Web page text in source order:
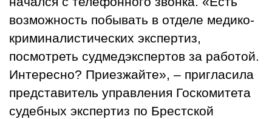
возможность побывать в отделе медико-
криминалистических экспертиз,
посмотреть судмедэкспертов за работой.
Интересно? Приезжайте», – пригласила
представитель управления Госкомитета
судебных экспертиз по Брестской